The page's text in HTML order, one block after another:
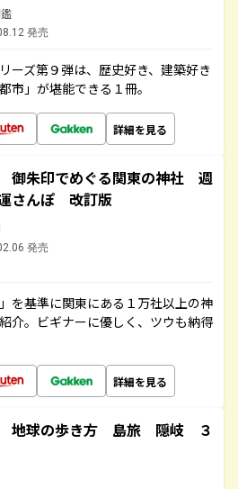
発売
ーズ第９弾は、歴史好き、建築好き
市」が堪能できる１冊。
詳細を見る
御朱印でめぐる関東の神社 週
さんぽ 改訂版
発売
を基準に関東にある１万社以上の神
介。ビギナーに優しく、ツウも納得
詳細を見る
地球の歩き方 島旅 隠岐 ３